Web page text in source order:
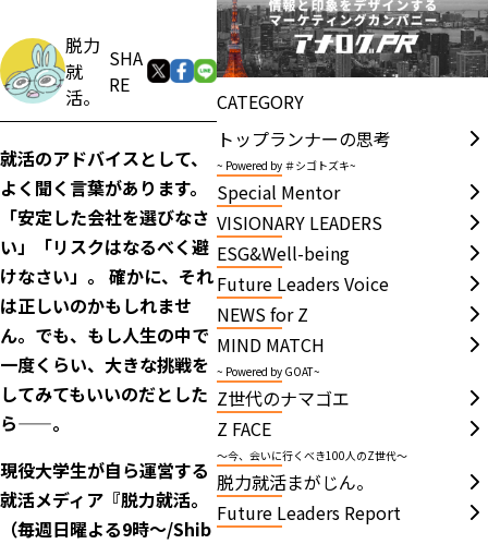
脱力
就
活。
SHA
RE
就活のアドバイスとして、
よく聞く言葉があります。
「安定した会社を選びなさ
い」「リスクはなるべく避
けなさい」。 確かに、それ
は正しいのかもしれませ
ん。でも、もし人生の中で
一度くらい、大きな挑戦を
してみてもいいのだとした
ら——。
現役大学生が自ら運営する
就活メディア『脱力就活。
（毎週日曜よる9時〜/Shib
CATEGORY
トップランナーの思考
~ Powered by ＃シゴトズキ~
Special Mentor
VISIONARY LEADERS
ESG&Well-being
Future Leaders Voice
NEWS for Z
MIND MATCH
~ Powered by GOAT~
Z世代のナマゴエ
Z FACE
～今、会いに行くべき100人のZ世代～
脱力就活まがじん。
Future Leaders Report